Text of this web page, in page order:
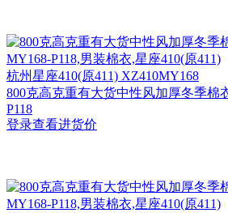
杭州星座410(原411) XZ410MY168
800克高克重有大货中性风加厚冬季棉
P118
登录查看进货价